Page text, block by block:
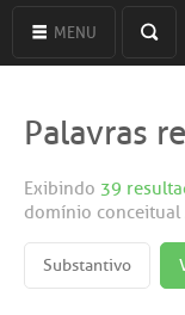
MENU
Palavras
Exibindo 39
domínio conceitual
Substantivo